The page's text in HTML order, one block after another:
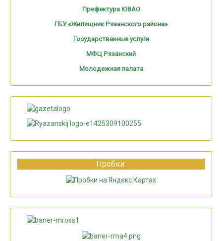
Префектура ЮВАО
ГБУ «Жилищник Рязанского района»
Государственные услуги
МФЦ Рязанский
Молодежная палата
Пробки: